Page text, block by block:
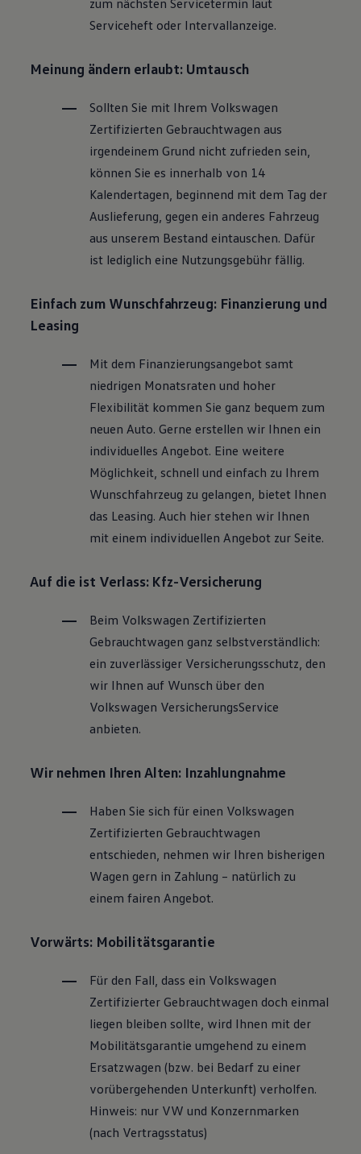
Lifestyle
Elektromobilität
Pannen- und Unfallhilfe
Volkswagen Kundenbetreuung
Serviceheft oder Intervallanzeige.
Meinung ändern erlaubt: Umtausch
Sollten Sie mit Ihrem Volkswagen
Zertifizierten Gebrauchtwagen aus
irgendeinem Grund nicht zufrieden sein,
können Sie es innerhalb von 14
Kalendertagen, beginnend mit dem Tag der
Auslieferung, gegen ein anderes Fahrzeug
aus unserem Bestand eintauschen. Dafür
ist lediglich eine Nutzungsgebühr fällig.
Einfach zum Wunschfahrzeug: Finanzierung und
Leasing
Mit dem Finanzierungsangebot samt
niedrigen Monatsraten und hoher
Flexibilität kommen Sie ganz bequem zum
neuen Auto. Gerne erstellen wir Ihnen ein
individuelles Angebot. Eine weitere
Möglichkeit, schnell und einfach zu Ihrem
Wunschfahrzeug zu gelangen, bietet Ihnen
das Leasing. Auch hier stehen wir Ihnen
mit einem individuellen Angebot zur Seite.
Auf die ist Verlass: Kfz-Versicherung
Beim Volkswagen Zertifizierten
Gebrauchtwagen ganz selbstverständlich:
ein zuverlässiger Versicherungsschutz, den
wir Ihnen auf Wunsch über den
Volkswagen VersicherungsService
anbieten.
Wir nehmen Ihren Alten: Inzahlungnahme
Haben Sie sich für einen Volkswagen
Zertifizierten Gebrauchtwagen
entschieden, nehmen wir Ihren bisherigen
Wagen gern in Zahlung – natürlich zu
einem fairen Angebot.
Vorwärts: Mobilitätsgarantie
Für den Fall, dass ein Volkswagen
Zertifizierter Gebrauchtwagen doch einmal
liegen bleiben sollte, wird Ihnen mit der
Mobilitätsgarantie umgehend zu einem
Ersatzwagen (bzw. bei Bedarf zu einer
vorübergehenden Unterkunft) verholfen.
Hinweis: nur VW und Konzernmarken
(nach Vertragsstatus)